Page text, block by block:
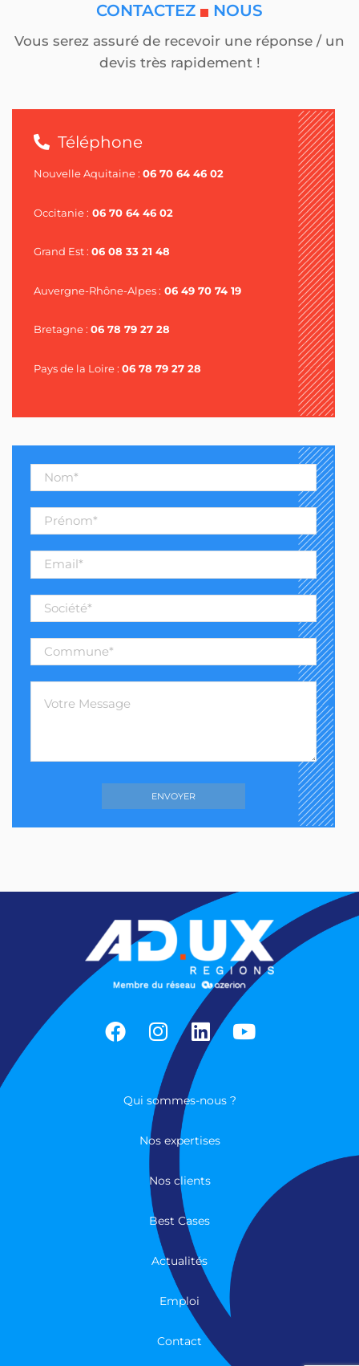
CONTACTEZ NOUS
Vous serez assuré de recevoir une réponse / un
devis très rapidement !
Téléphone
Nouvelle Aquitaine : 06 70 64 46 02
Occitanie : 06 70 64 46 02
Grand Est : 06 08 33 21 48
Auvergne-Rhône-Alpes : 06 49 70 74 19
Bretagne : 06 78 79 27 28
Pays de la Loire : 06 78 79 27 28
Qui sommes-nous ?
Nos expertises
Nos clients
Best Cases
Actualités
Emploi
Contact